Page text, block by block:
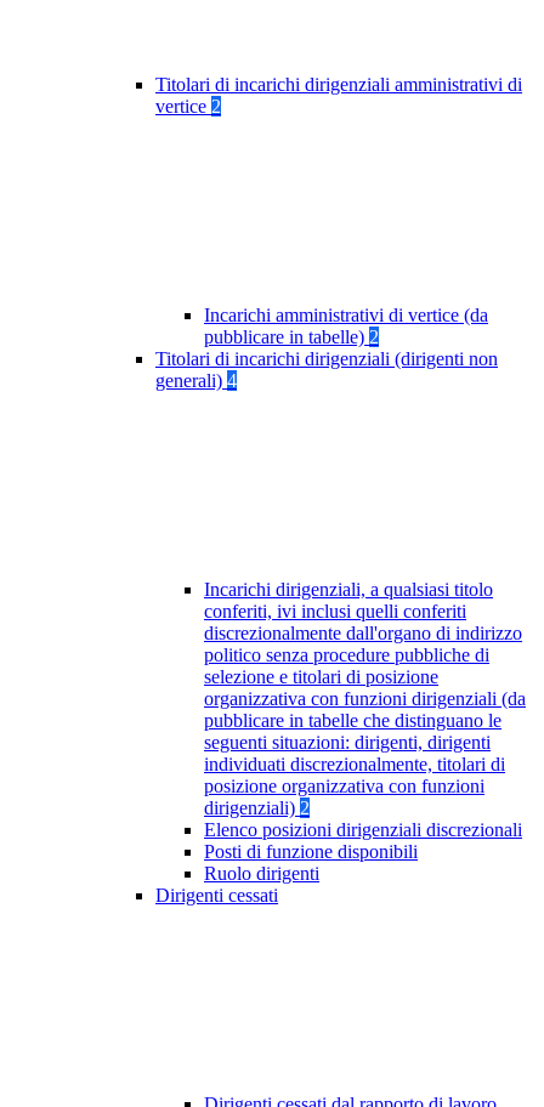
Titolari di incarichi dirigenziali amministrativi di
vertice 2
Incarichi amministrativi di vertice (da
pubblicare in tabelle) 2
Titolari di incarichi dirigenziali (dirigenti non
generali) 4
Incarichi dirigenziali, a qualsiasi titolo
conferiti, ivi inclusi quelli conferiti
discrezionalmente dall'organo di indirizzo
politico senza procedure pubbliche di
selezione e titolari di posizione
organizzativa con funzioni dirigenziali (da
pubblicare in tabelle che distinguano le
seguenti situazioni: dirigenti, dirigenti
individuati discrezionalmente, titolari di
posizione organizzativa con funzioni
dirigenziali) 2
Elenco posizioni dirigenziali discrezionali
Posti di funzione disponibili
Ruolo dirigenti
Dirigenti cessati